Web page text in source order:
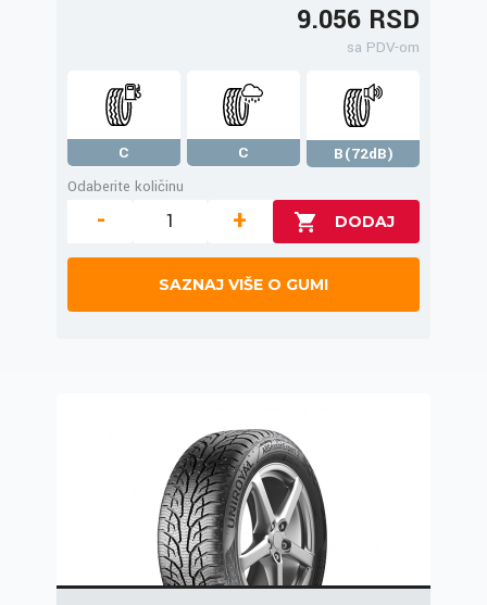
9.056 RSD
sa PDV-om
C C
B(72dB)
Odaberite količinu
- +
SAZNAJ VIŠE O GUMI